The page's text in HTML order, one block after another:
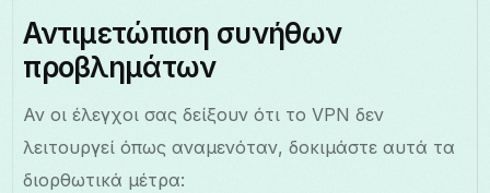
Αντιμετώπιση συνήθων
προβλημάτων
Αν οι έλεγχοι σας δείξουν ότι το VPN δεν
λειτουργεί όπως αναμενόταν, δοκιμάστε αυτά τα
διορθωτικά μέτρα: